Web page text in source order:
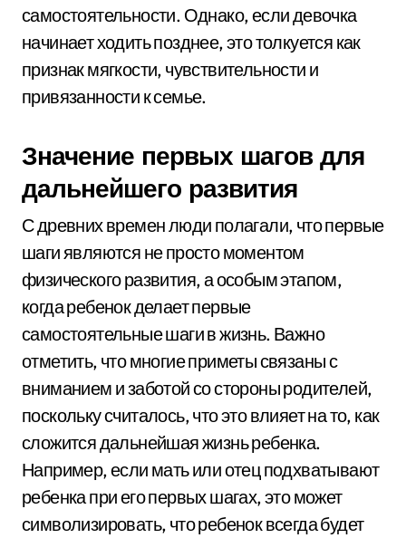
самостоятельности. Однако, если девочка
начинает ходить позднее, это толкуется как
признак мягкости, чувствительности и
привязанности к семье.
Значение первых шагов для
дальнейшего развития
С древних времен люди полагали, что первые
шаги являются не просто моментом
физического развития, а особым этапом,
когда ребенок делает первые
самостоятельные шаги в жизнь. Важно
отметить, что многие приметы связаны с
вниманием и заботой со стороны родителей,
поскольку считалось, что это влияет на то, как
сложится дальнейшая жизнь ребенка.
Например, если мать или отец подхватывают
ребенка при его первых шагах, это может
символизировать, что ребенок всегда будет